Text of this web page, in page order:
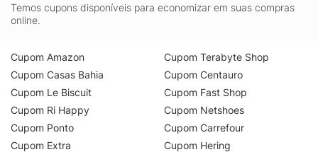
Temos cupons disponíveis para economizar em suas compras
online.
Cupom Amazon
Cupom Casas Bahia
Cupom Le Biscuit
Cupom Ri Happy
Cupom Ponto
Cupom Extra
Cupom Terabyte Shop
Cupom Centauro
Cupom Fast Shop
Cupom Netshoes
Cupom Carrefour
Cupom Hering